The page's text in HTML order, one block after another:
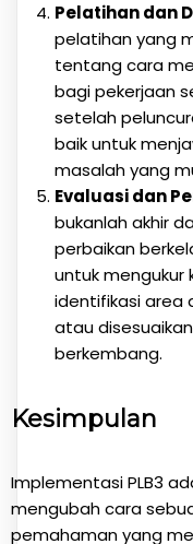
Pelatihan dan
pelatihan yang
tentang cara
bagi pekerjaan
setelah
baik untuk
masalah yang
Evaluasi dan
bukanlah akhir
perbaikan
untuk mengukur
identifikasi area
atau
berkembang.
Kesimpulan
Implementasi PLB3
mengubah cara
pemahaman yang